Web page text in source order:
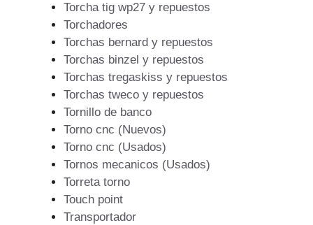
Torcha tig wp27 y repuestos
Torchadores
Torchas bernard y repuestos
Torchas binzel y repuestos
Torchas tregaskiss y repuestos
Torchas tweco y repuestos
Tornillo de banco
Torno cnc (Nuevos)
Torno cnc (Usados)
Tornos mecanicos (Usados)
Torreta torno
Touch point
Transportador